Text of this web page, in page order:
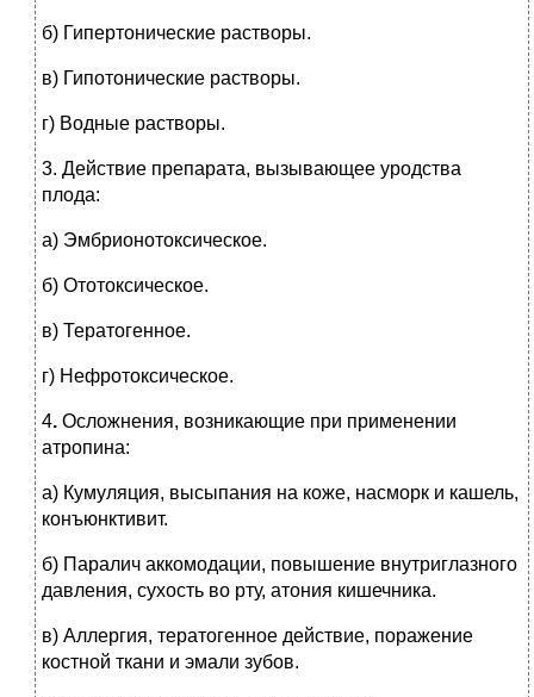
б) Гипертонические растворы.
в) Гипотонические растворы.
г) Водные растворы.
3. Действие препарата, вызывающее уродства
плода:
а) Эмбрионотоксическое.
б) Ототоксическое.
в) Тератогенное.
г) Нефротоксическое.
4. Осложнения, возникающие при применении
атропина:
а) Кумуляция, высыпания на коже, насморк и кашель,
конъюнктивит.
б) Паралич аккомодации, повышение внутриглазного
давления, сухость во рту, атония кишечника.
в) Аллергия, тератогенное действие, поражение
костной ткани и эмали зубов.